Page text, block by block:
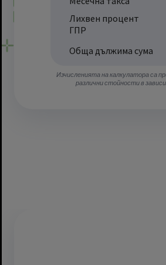
Лихвен процент
ГПР
Обща дължима сума
Изчисленията на калкулатора са
различни стойности в